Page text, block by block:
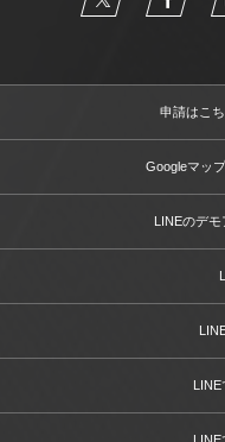
申請はこ
Googleマッ
LINEのデ
LINE